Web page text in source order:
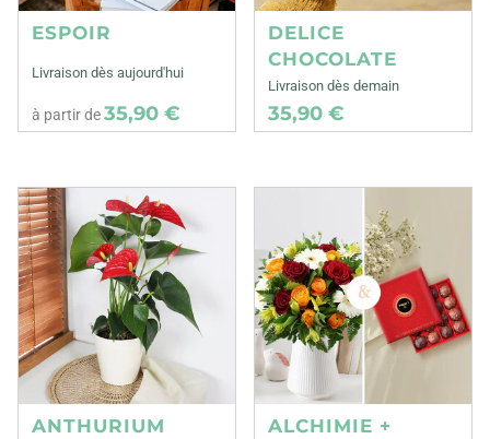
ESPOIR
Livraison dès aujourd'hui
à partir de35,90 €
DELICE
CHOCOLATE
Livraison dès demain
35,90 €
ANTHURIUM
ALCHIMIE +